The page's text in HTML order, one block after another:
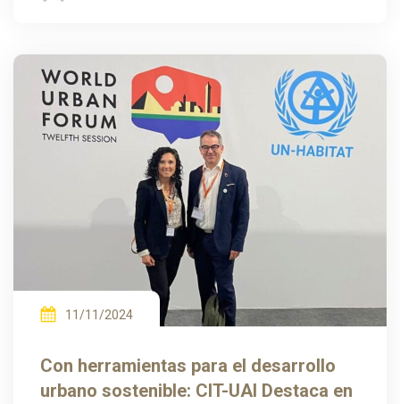
11/11/2024
Con herramientas para el desarrollo
urbano sostenible: CIT-UAI Destaca en